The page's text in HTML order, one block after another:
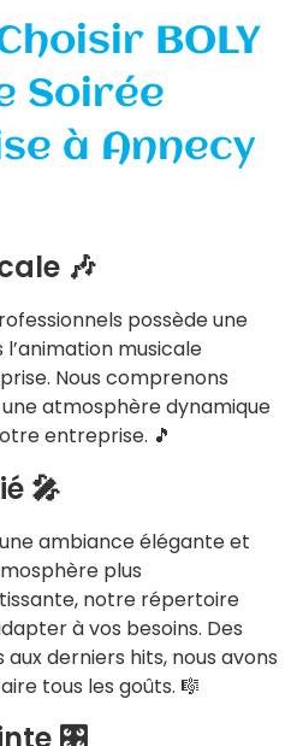
BOLY
Soirée
à Annecy
🎶
possède une
musicale
Nous comprenons
atmosphère dynamique
entreprise. 🎵
🎤
ambiance élégante et
plus
notre répertoire
à vos besoins. Des
derniers hits, nous avons
tous les goûts. 🎼